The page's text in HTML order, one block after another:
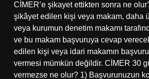
CİMER’e şikayet ettikten sonra ne
şikâyet edilen kişi veya makam, daha
veya kurumun denetim makamı
ve bu makam başvuruya cevap
edilen kişi veya idari makamın
vermesi mümkün değildir. CİMER 30
vermezse ne olur? 1) Başvurunuzun